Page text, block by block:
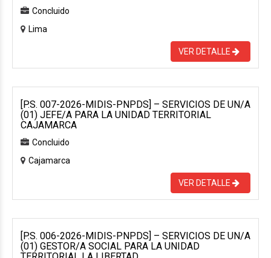
Concluido
Lima
VER DETALLE
[P.S. 007-2026-MIDIS-PNPDS] – SERVICIOS DE UN/A
(01) JEFE/A PARA LA UNIDAD TERRITORIAL
CAJAMARCA
Concluido
Cajamarca
VER DETALLE
[P.S. 006-2026-MIDIS-PNPDS] – SERVICIOS DE UN/A
(01) GESTOR/A SOCIAL PARA LA UNIDAD